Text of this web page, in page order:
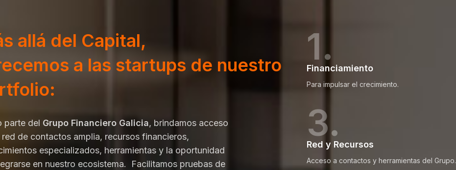
allá del Capital,
a las startups de nuestro
parte del Grupo Financiero Galicia, brindamos acceso
red de contactos amplia, recursos financieros,
especializados, herramientas y la oportunidad
en nuestro ecosistema.
Facilitamos pruebas de
1.
Financiamiento
Para impulsar el crecimiento.
3.
Red y Recursos
Acceso a contactos y herramientas del Grupo.